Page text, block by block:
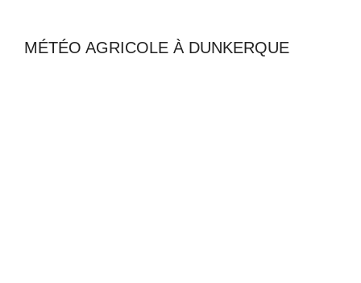
MÉTÉO AGRICOLE À DUNKERQUE